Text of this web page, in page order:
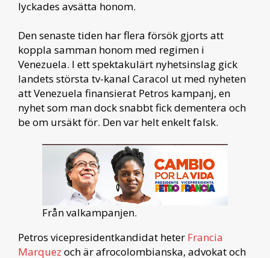
lyckades avsätta honom.
Den senaste tiden har flera försök gjorts att
koppla samman honom med regimen i
Venezuela. I ett spektakulärt nyhetsinslag gick
landets största tv-kanal Caracol ut med nyheten
att Venezuela finansierat Petros kampanj, en
nyhet som man dock snabbt fick dementera och
be om ursäkt för. Den var helt enkelt falsk.
Från valkampanjen.
Petros vicepresidentkandidat heter Francia
Marquez och är afrocolombianska, advokat och